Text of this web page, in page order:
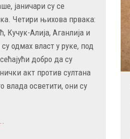
јаничари су се
Четири њихова првака:
Кучук-Алија, Аганлија и
одмах власт у руке, под
добро да су
акт против султана
влада осветити, они су
ИСТОРИЧАР И
РАДОСЛАВ ГРУЈИЋ